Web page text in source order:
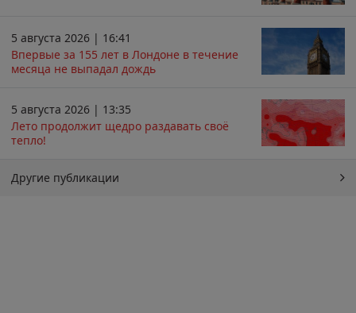
5 августа 2026 | 16:41
Впервые за 155 лет в Лондоне в течение
месяца не выпадал дождь
5 августа 2026 | 13:35
Лето продолжит щедро раздавать своё
тепло!
Другие публикации